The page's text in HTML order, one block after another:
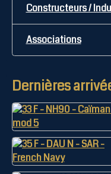
Constructeurs /
Associations
Dernières